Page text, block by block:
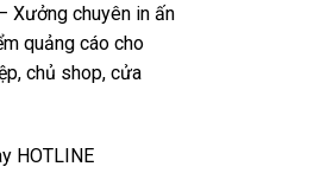
Xưởng chuyên in ấn
quảng cáo cho
chủ shop, cửa
HOTLINE